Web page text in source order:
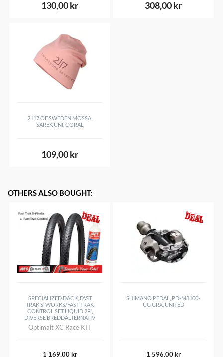
130,00 kr 308,00 kr
2117 OF SWEDEN MÖSSA,
SAREK UNI, CORAL
109,00 kr
OTHERS ALSO BOUGHT:
SPECIALIZED DÄCK, FAST
TRAK S-WORKS/FAST TRAK
CONTROL SET LIQUID 29",
DIVERSE BREDDALTERNATIV
Optimalt XC Race KIT
1 169,00 kr
SHIMANO PEDAL, PD-M8100-
UG GRX, UNITED
1 596,00 kr